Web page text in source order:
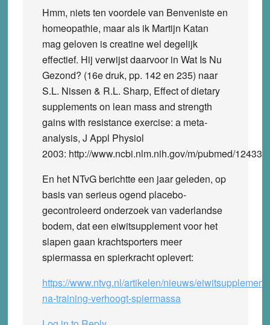
Hmm, niets ten voordele van Benveniste en
homeopathie, maar als ik Martijn Katan
mag geloven is creatine wel degelijk
effectief. Hij verwijst daarvoor in Wat Is Nu
Gezond? (16e druk, pp. 142 en 235) naar
S.L. Nissen & R.L. Sharp, Effect of dietary
supplements on lean mass and strength
gains with resistance exercise: a meta-
analysis, J Appl Physiol
2003: http://www.ncbi.nlm.nih.gov/m/pubmed/
En het NTvG berichtte een jaar geleden, op
basis van serieus ogend placebo-
gecontroleerd onderzoek van vaderlandse
bodem, dat een eiwitsupplement voor het
slapen gaan krachtsporters meer
spiermassa en spierkracht oplevert:
https://www.ntvg.nl/artikelen/nieuws/eiwitsupplement-
na-training-verhoogt-spiermassa